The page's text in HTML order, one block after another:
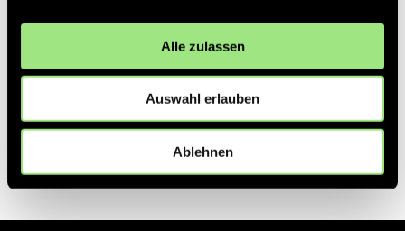
Alle zulassen
Auswahl erlauben
Ablehnen